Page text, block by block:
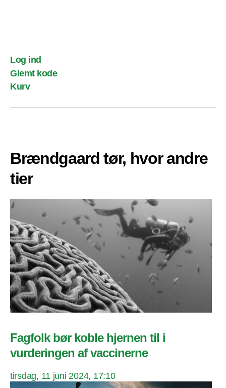
Log ind
Glemt kode
Kurv
Brændgaard tør, hvor andre
tier
Fagfolk bør koble hjernen til i
vurderingen af vaccinerne
tirsdag, 11 juni 2024, 17:10